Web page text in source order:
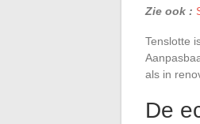
Zie ook :
Tenslotte
als in
De